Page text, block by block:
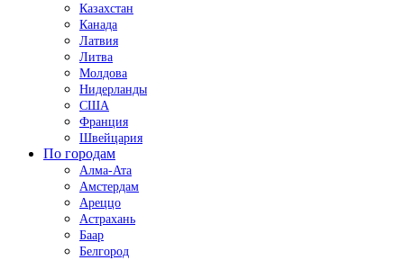
Казахстан
Канада
Латвия
Литва
Молдова
Нидерланды
США
Франция
Швейцария
По городам
Алма-Ата
Амстердам
Ареццо
Астрахань
Баар
Белгород